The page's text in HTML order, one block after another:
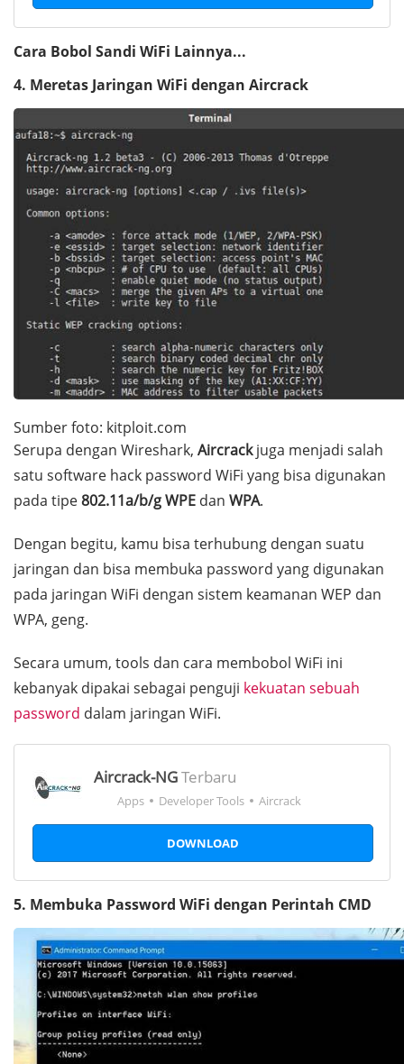
Cara Bobol Sandi WiFi Lainnya...
4. Meretas Jaringan WiFi dengan Aircrack
Sumber foto: kitploit.com
Serupa dengan Wireshark, Aircrackjuga menjadi salah
satu software hack password WiFi yang bisa digunakan
pada tipe802.11a/b/g WPE dan WPA.
Dengan begitu, kamu bisa terhubung dengan suatu
jaringan dan bisa membuka password yang digunakan
pada jaringan WiFi dengan sistem keamanan WEP dan
WPA, geng.
Secara umum, tools dan cara membobol WiFi ini
kebanyak dipakai sebagai penguji kekuatan sebuah
password dalam jaringan WiFi.
Aircrack-NGTerbaru
Apps Developer Tools Aircrack
DOWNLOAD
5. Membuka Password WiFi dengan Perintah CMD